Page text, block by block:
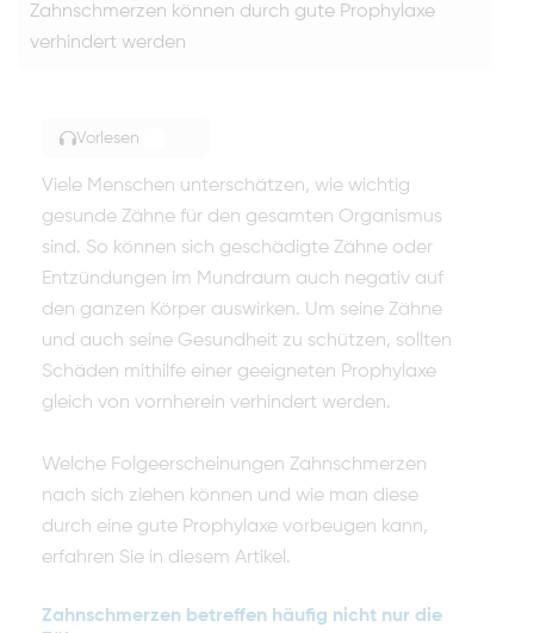
Zahnschmerzen können durch gute Prophylaxe
verhindert werden
Vorlesen
Viele Menschen unterschätzen, wie wichtig
gesunde Zähne für den gesamten Organismus
sind. So können sich geschädigte Zähne oder
Entzündungen im Mundraum auch negativ auf
den ganzen Körper auswirken. Um seine Zähne
und auch seine Gesundheit zu schützen, sollten
Schäden mithilfe einer geeigneten Prophylaxe
gleich von vornherein verhindert werden.
Welche Folgeerscheinungen Zahnschmerzen
nach sich ziehen können und wie man diese
durch eine gute Prophylaxe vorbeugen kann,
erfahren Sie in diesem Artikel.
Zahnschmerzen betreffen häufig nicht nur die